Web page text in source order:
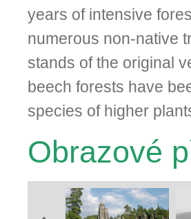
years of intensive
numerous non-native
stands of the original
beech forests have
species of higher
Obrazové